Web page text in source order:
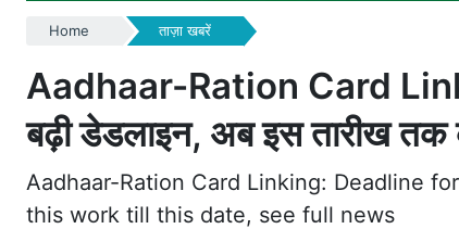
Home ताज़ा खबरें
Aadhaar-Ration Card
बढ़ी डेडलाइन, अब इस तारीख
Aadhaar-Ration Card Linking: Deadline
this work till this date, see full news